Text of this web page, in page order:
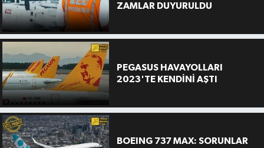
ZAMLAR DUYURULDU
PEGASUS HAVAYOLLARI
2023'TE KENDİNİ AŞTI
BOEING 737 MAX: SORUNLAR